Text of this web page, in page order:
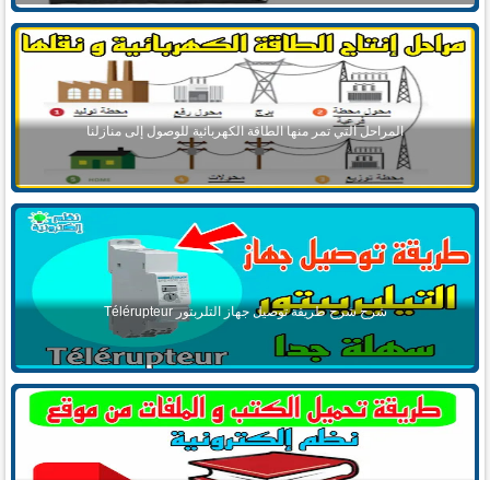
المراحل التي تمر منها الطاقة الكهربائية للوصول إلى منازلنا
شرح شرح طريقة توصيل جهاز التلربتور Télérupteur